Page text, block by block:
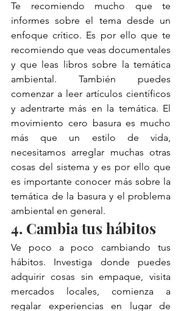
Te recomiendo mucho que te
informes sobre el tema desde un
enfoque crítico. Es por ello que te
recomiendo que veas documentales
y que leas libros sobre la temática
ambiental. También puedes
comenzar a leer artículos científicos
y adentrarte más en la temática. El
movimiento cero basura es mucho
más que un estilo de vida,
necesitamos arreglar muchas otras
cosas del sistema y es por ello que
es importante conocer más sobre la
temática de la basura y el problema
ambiental en general.
4. Cambia tus hábitos
Ve poco a poco cambiando tus
hábitos. Investiga donde puedes
adquirir cosas sin empaque, visita
mercados locales, comienza a
regalar experiencias en lugar de